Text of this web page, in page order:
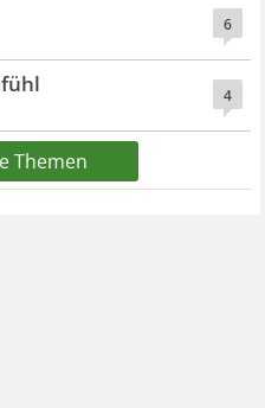
6
4
Themen